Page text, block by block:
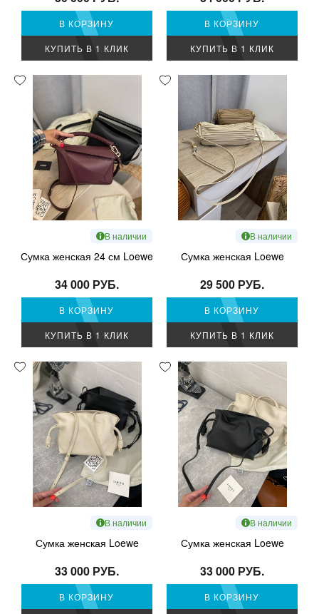
В КОРЗИНУ
КУПИТЬ В 1 КЛИК
В КОРЗИНУ
КУПИТЬ В 1 КЛИК
В наличии
Сумка женская 24 см Loewe
34 000 РУБ.
В КОРЗИНУ
КУПИТЬ В 1 КЛИК
В наличии
Сумка женская Loewe
29 500 РУБ.
В КОРЗИНУ
КУПИТЬ В 1 КЛИК
В наличии
Сумка женская Loewe
33 000 РУБ.
В КОРЗИНУ
В наличии
Сумка женская Loewe
33 000 РУБ.
В КОРЗИНУ